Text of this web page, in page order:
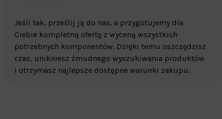
Jeśli tak, prześlij ją do nas, a przygotujemy dla
Ciebie kompletną ofertę z wyceną wszystkich
potrzebnych komponentów. Dzięki temu oszczędzisz
czas, unikniesz żmudnego wyszukiwania produktów
i otrzymasz najlepsze dostępne warunki zakupu.